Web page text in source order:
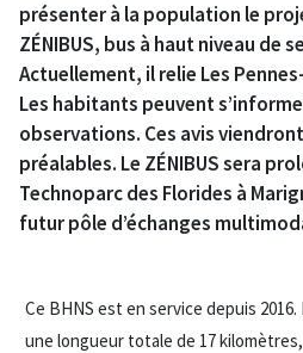
présenter à la population le
ZÉNIBUS, bus à haut niveau de
Actuellement, il relie Les
Les habitants peuvent
observations. Ces avis
préalables. Le ZÉNIBUS sera
Technoparc des Florides à
futur pôle d’échanges
Ce BHNS est en service depuis
une longueur totale de 17